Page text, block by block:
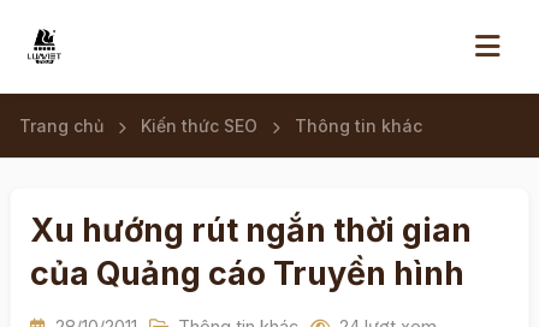
Trang chủ Kiến thức SEO Thông tin khác
Xu hướng rút ngắn thời gian
của Quảng cáo Truyền hình